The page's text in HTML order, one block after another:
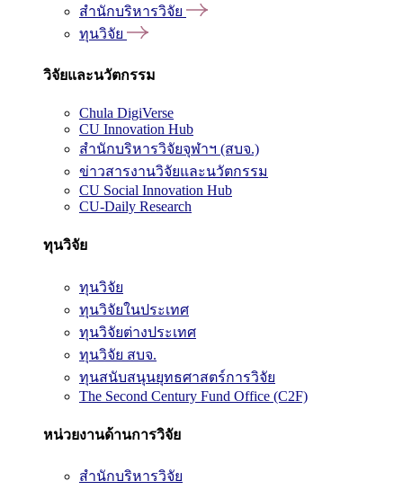
สำนักบริหารวิจัย
ทุนวิจัย
วิจัยและนวัตกรรม
Chula DigiVerse
CU Innovation Hub
สำนักบริหารวิจัยจุฬาฯ (สบจ.)
ข่าวสารงานวิจัยและนวัตกรรม
CU Social Innovation Hub
CU-Daily Research
ทุนวิจัย
ทุนวิจัย
ทุนวิจัยในประเทศ
ทุนวิจัยต่างประเทศ
ทุนวิจัย สบจ.
ทุนสนับสนุนยุทธศาสตร์การวิจัย
The Second Century Fund Office (C2F)
หน่วยงานด้านการวิจัย
สำนักบริหารวิจัย